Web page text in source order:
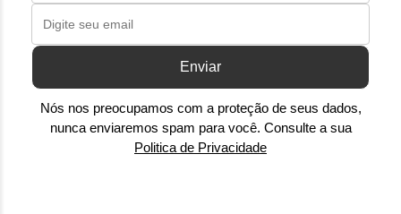
Enviar
Nós nos preocupamos com a proteção de seus dados,
nunca enviaremos spam para você. Consulte a sua
Politica de Privacidade